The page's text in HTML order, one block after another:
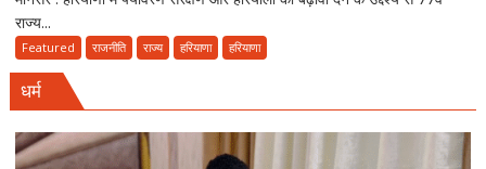
महोत्सव,
राज्य...
Featured राजनीति राज्य हरियाणा हरियाणा
धर्म